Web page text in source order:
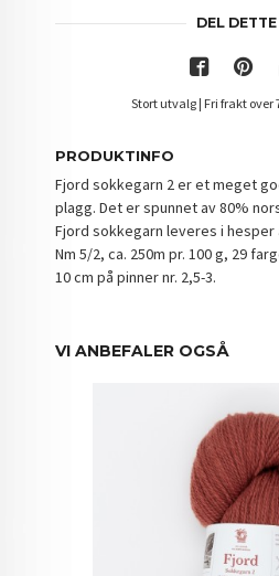
DEL DETTE
Stort utvalg | Fri frakt over
PRODUKTINFO
Fjord sokkegarn 2 er et meget
plagg. Det er spunnet av 80%
Fjord sokkegarn leveres i hesper
Nm 5/2, ca. 250m pr. 100 g, 29
10 cm på pinner nr. 2,5-3.
VI ANBEFALER OGSÅ